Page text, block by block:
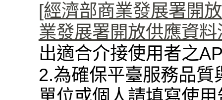
[經濟部商業發展署開
業發展署開放供應資
出適合介接使用者之
2.為確保平臺服務品